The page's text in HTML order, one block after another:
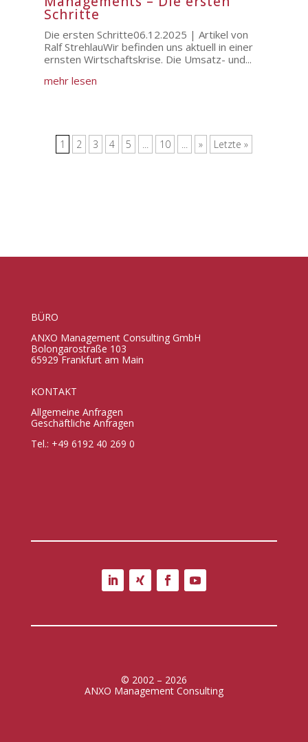
Schritte
Die ersten Schritte06.12.2025 | Artikel von
Ralf StrehlauWir befinden uns aktuell in einer
ernsten Wirtschaftskrise. Die Umsatz- und...
mehr lesen
1 2 3 4 5 ... 10 ... » Letzte »
BÜRO
ANXO Management Consulting GmbH
Bolongarostraße 103
65929 Frankfurt am Main
KONTAKT
Allgemeine Anfragen
Geschäftliche Anfragen
Tel.: +49 6192 40 269 0
© 2002 – 2026
ANXO Management Consulting